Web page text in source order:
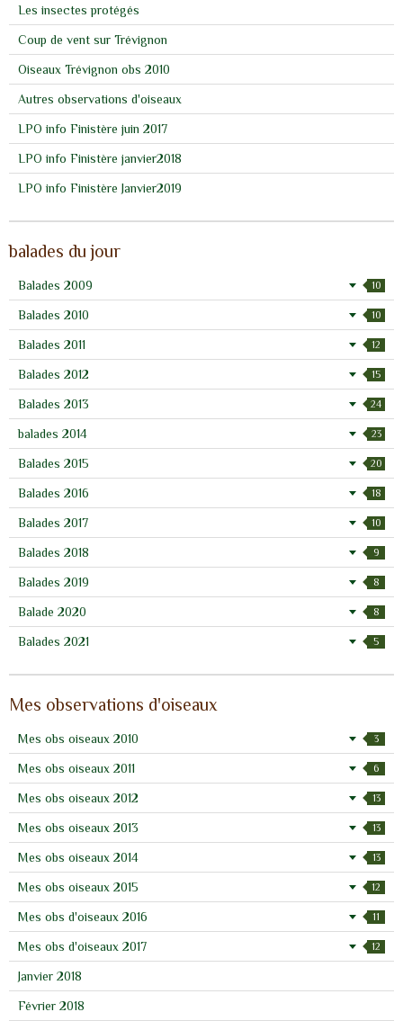
Les insectes protégés
Coup de vent sur Trévignon
Oiseaux Trévignon obs 2010
Autres observations d'oiseaux
LPO info Finistère juin 2017
LPO info Finistère janvier2018
LPO info Finistère Janvier2019
balades du jour
Balades 2009 10
Balades 2010 10
Balades 2011 12
Balades 2012 15
Balades 2013 24
balades 2014 23
Balades 2015 20
Balades 2016 18
Balades 2017 10
Balades 2018 9
Balades 2019 8
Balade 2020 8
Balades 2021 5
Mes observations d'oiseaux
Mes obs oiseaux 2010 3
Mes obs oiseaux 2011 6
Mes obs oiseaux 2012 13
Mes obs oiseaux 2013 13
Mes obs oiseaux 2014 13
Mes obs oiseaux 2015 12
Mes obs d'oiseaux 2016 11
Mes obs d'oiseaux 2017 12
Janvier 2018
Février 2018